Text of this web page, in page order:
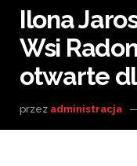
Ilona
Wsi
otwarte
przez administracja